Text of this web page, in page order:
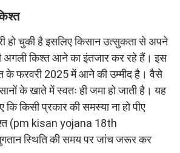
हो चुकी है इसलिए किसान उत्सुकता से अपने
अगली किश्त आने का इंतजार कर रहे हैं। इस
के फरवरी 2025 में आने की उम्मीद है। वैसे
के खाते में स्वतः ही जमा हो जाती है। यह
किसी प्रकार की समस्या ना हो पीए
(pm kisan yojana 18th
स्थिति की समय पर जांच जरूर कर